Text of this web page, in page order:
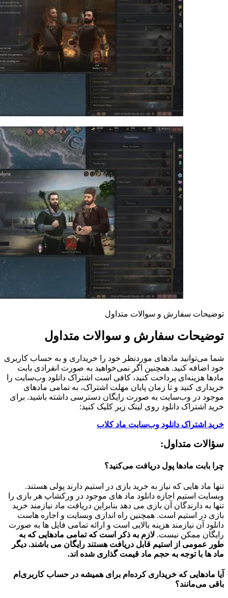
توضیحات سفارش و سوالات متداول
توضیحات سفارش و سوالات متداول
شما می‌توانید مادهای موردنظر خود را خریداری و به حساب کاربری
خود اضافه کنید. همچنین اگر نمی‌خواهید به صورت انفرادی بابت
مادها هزینه‌ای پرداخت کنید، کافی است اشتراک دانلود وب‌سایت را
خریداری کنید و تا زمان پایان مهلت اشتراک، به تمامی مادهای
موجود در وب‌سایت به صورت رایگان دسترسی داشته باشید. برای
خرید اشتراک دانلود روی لینک زیر کلیک کنید:
خرید اشتراک دانلود وب‌سایت ماد کلاب
سؤالات متداول:
چرا بابت مادها پول دریافت می‌کنید؟
تنها ماد هایی که نیاز به خرید بازی در استیم دارند پولی هستند.
وبسایت استیم اجازه دانلود ماد های موجود در ورکشاپ هر بازی را
تنها به دارندگان آن بازی می دهد بنابراین دریافت ماد نیازمند خرید
بازی در استیم است. همچنین راه اندازی وبسایت و اجاره هاست
دانلود آن نیازمند هزینه بالایی است و ارائه تمامی فایل ها به صورت
رایگان ممکن نیست. لازم به ذکر است که تمامی مادهایی که به
طور عمومی از استیم قابل دریافت هستند رایگان می باشند. دیگر
ماد ها با توجه به حجم ماد قیمت گذاری شده اند.
آیا مادهایی که خریداری کرده‌ام برای همیشه در حساب‌ کاربری‌ام
باقی می‌مانند؟